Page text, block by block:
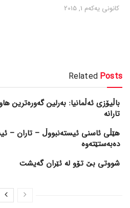
كانونی یه‌كه‌م 1, 2015
Related Posts
باڵیۆزی ئەڵمانیا: بەرلین گەورەترین
تارانە
هێڵی ئاسنی ئیستەنبووڵ – تاران –
دەبەستێتەوە
شووتی بێ تۆو لە ئێران گەیشت